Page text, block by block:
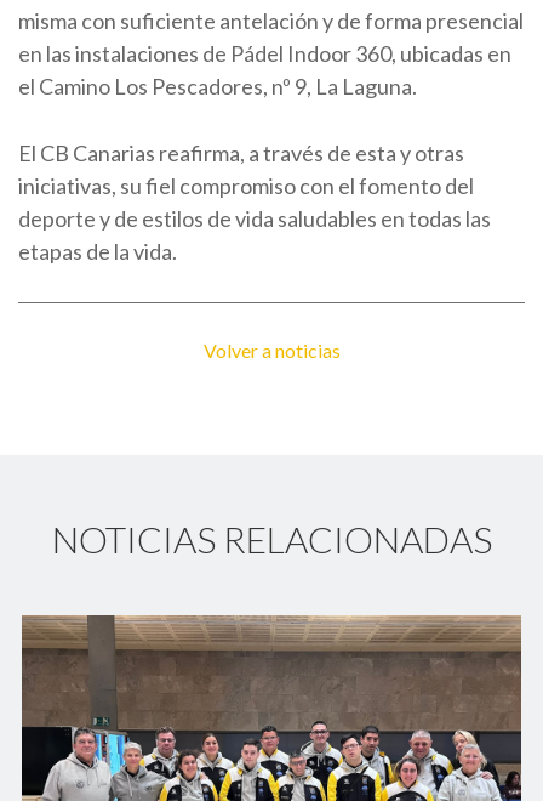
misma con suficiente antelación y de forma presencial
en las instalaciones de Pádel Indoor 360, ubicadas en
el Camino Los Pescadores, nº 9, La Laguna.
El CB Canarias reafirma, a través de esta y otras
iniciativas, su fiel compromiso con el fomento del
deporte y de estilos de vida saludables en todas las
etapas de la vida.
Volver a noticias
NOTICIAS RELACIONADAS